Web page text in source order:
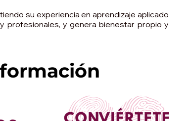
su experiencia en aprendizaje aplicado
profesionales, y genera bienestar propio y